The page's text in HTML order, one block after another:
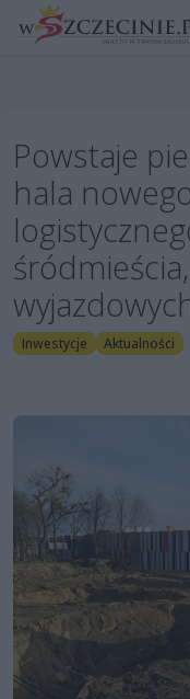
Powstaje
hala
Inwestycje Aktualności